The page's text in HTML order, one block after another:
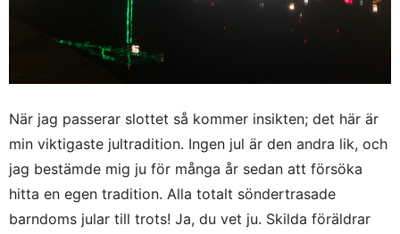
När jag passerar slottet så kommer insikten; det här är
min viktigaste jultradition. Ingen jul är den andra lik, och
jag bestämde mig ju för många år sedan att försöka
hitta en egen tradition. Alla totalt söndertrasade
barndoms jular till trots! Ja, du vet ju. Skilda föräldrar